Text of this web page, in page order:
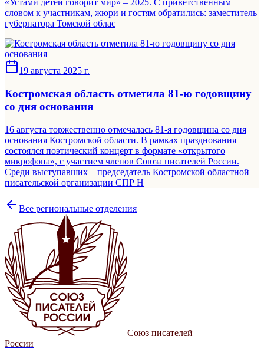
«Устами детей говорит мир» – 2025. C приветственным
словом к участникам, жюри и гостям обратились: заместитель
губернатора Томской облас
19 августа 2025 г.
Костромская область отметила 81-ю годовщину
со дня основания
16 августа торжественно отмечалась 81-я годовщина со дня
основания Костромской области. В рамках празднования
состоялся поэтический концерт в формате «открытого
микрофона», с участием членов Союза писателей России.
Среди выступавших – председатель Костромской областной
писательской организации СПР Н
Все региональные отделения
Союз писателей
России